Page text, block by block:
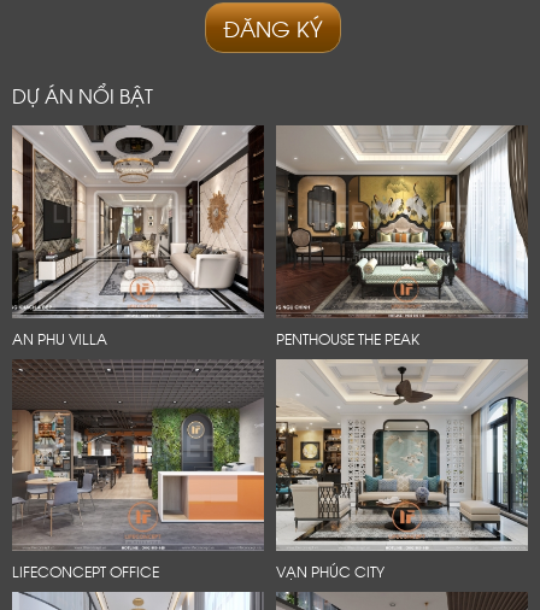
ĐĂNG KÝ
DỰ ÁN NỔI BẬT
AN PHU VILLA PENTHOUSE THE PEAK
LIFECONCEPT OFFICE VẠN PHÚC CITY